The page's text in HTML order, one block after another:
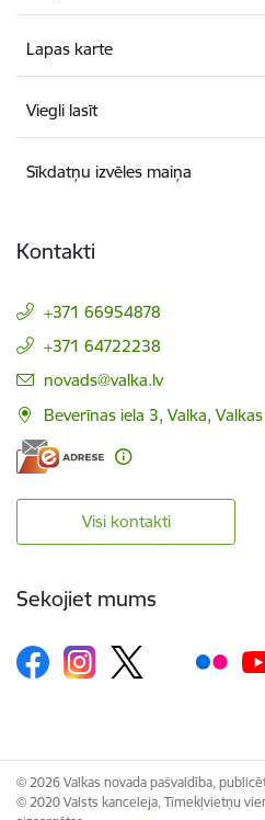
Lapas karte
Viegli lasīt
Sīkdatņu izvēles maiņa
Kontakti
+371 66954878
+371 64722238
E-pasts:
novads@valka.lv
Beverīnas iela 3, Valka,
Visi kontakti
Sekojiet mums
© 2026 Valkas novada pašvaldība,
© 2020 Valsts kanceleja, Tīmekļvietņu